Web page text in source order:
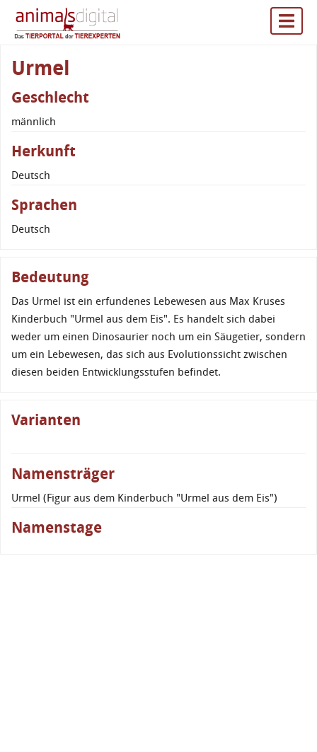
Urmel
Geschlecht
männlich
Herkunft
Deutsch
Sprachen
Deutsch
Bedeutung
Das Urmel ist ein erfundenes Lebewesen aus Max Kruses
Kinderbuch "Urmel aus dem Eis". Es handelt sich dabei
weder um einen Dinosaurier noch um ein Säugetier, sondern
um ein Lebewesen, das sich aus Evolutionssicht zwischen
diesen beiden Entwicklungsstufen befindet.
Varianten
Namensträger
Urmel (Figur aus dem Kinderbuch "Urmel aus dem Eis")
Namenstage